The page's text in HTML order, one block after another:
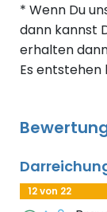
* Wenn Du
dann kannst
erhalten
Es entstehen
12 von 22